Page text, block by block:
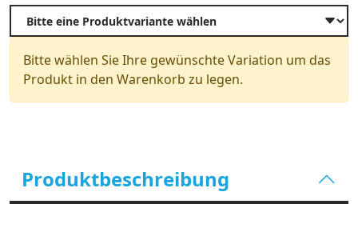
Bitte wählen Sie Ihre gewünschte Variation um das
Produkt in den Warenkorb zu legen.
Produktbeschreibung